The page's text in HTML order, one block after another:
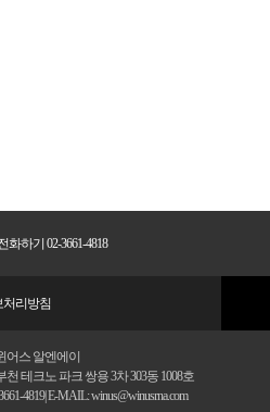
화하기 02-3661-4818
리방침
어스 알엔에이
테크노 파크 쌍용 3차 303동 1008호
4819| E-MAIL: winus@winusrna.com